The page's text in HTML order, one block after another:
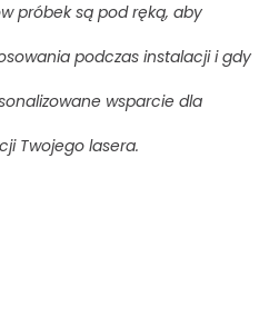
próbek są pod ręką, aby
podczas instalacji i gdy
wsparcie dla
Twojego lasera.